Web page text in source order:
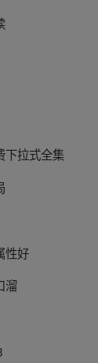
下拉式全集
性好
溜